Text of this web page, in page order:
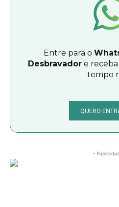
Entre para o
Desbravador e receba
tempo
QUERO
-